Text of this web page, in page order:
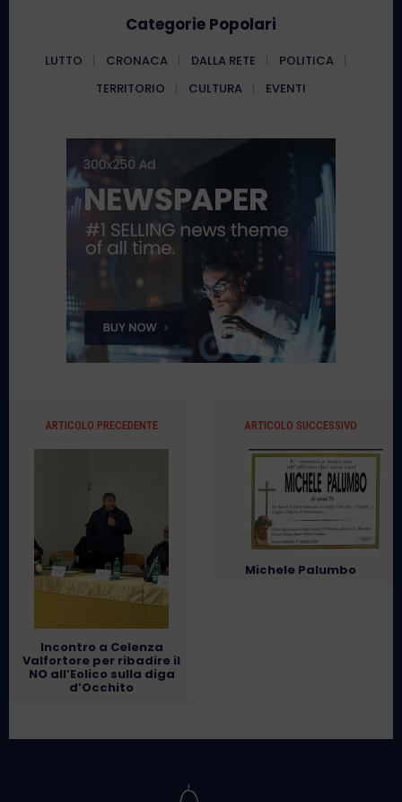
Categorie Popolari
LUTTO CRONACA DALLA RETE
POLITICA
TERRITORIO
CULTURA EVENTI
ARTICOLO PRECEDENTE
Incontro a Celenza
Valfortore per ribadire il
NO all’Eolico sulla diga
d’Occhito
ARTICOLO SUCCESSIVO
Michele Palumbo